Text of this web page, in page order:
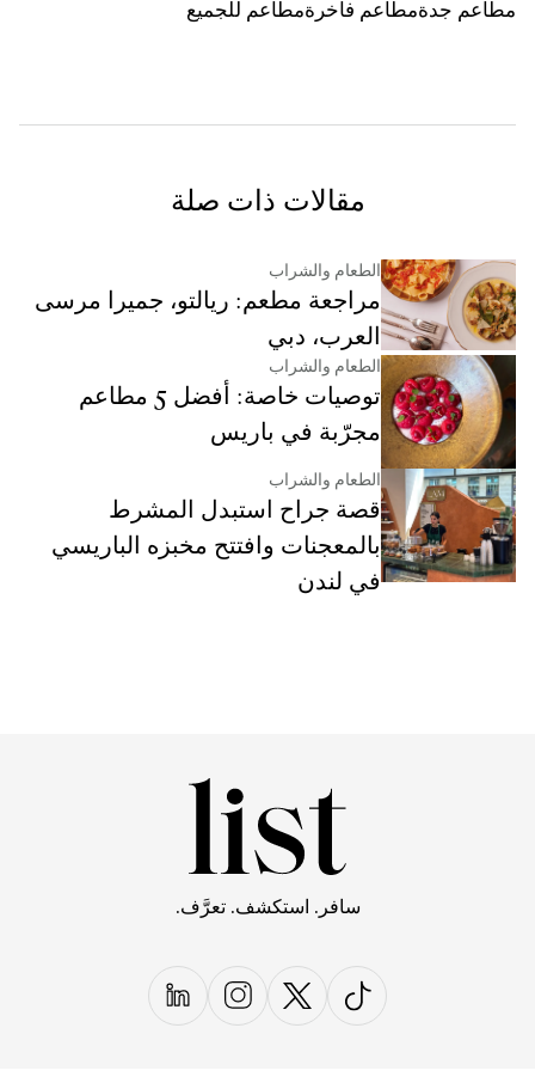
مطاعم جدةمطاعم فاخرةمطاعم للجميع
مقالات ذات صلة
الطعام والشراب
مراجعة مطعم: ريالتو، جميرا مرسى
العرب، دبي
الطعام والشراب
توصيات خاصة: أفضل 5 مطاعم
مجرّبة في باريس
الطعام والشراب
قصة جراح استبدل المشرط
بالمعجنات وافتتح مخبزه الباريسي
في لندن
سافر. استكشف. تعرَّف.